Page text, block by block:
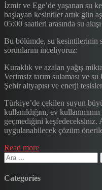
İzmir ve Ege’de yaşanan su
başlayan kesintiler artık gün
05:00 saatleri arasında su
Bu bölümde, su kesintilerinin
sorunlarını inceliyoruz:
Kuraklık ve azalan yağış
Verimsiz tarım sulaması ve su
Şehir altyapısı ve enerji
Türkiye’de çekilen suyun
kullanıldığını, ev
geçmediğini keşfedeceksiniz.
uygulanabilecek çözüm
Read more
Categories